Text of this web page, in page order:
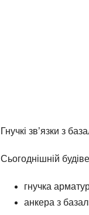
Гнучкі зв’язки з
Сьогоднішній
гнучка
анкера з